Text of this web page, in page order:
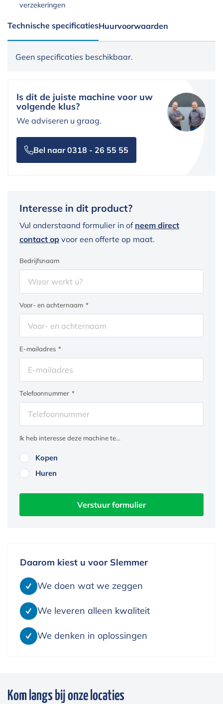
verzekeringen
Technische specificatiesHuurvoorwaarden
Geen specificaties beschikbaar.
Is dit de juiste machine voor uw
volgende klus?
We adviseren u graag.
Bel naar 0318 - 26 55 55
Interesse in dit product?
Vul onderstaand formulier in of neem direct
contact op voor een offerte op maat.
Bedrijfsnaam
Voor- en achternaam *
E-mailadres *
Telefoonnummer *
Ik heb interesse deze machine te...
Kopen
Huren
Verstuur formulier
Daarom kiest u voor Slemmer
We doen wat we zeggen
We leveren alleen kwaliteit
We denken in oplossingen
Kom langs bij onze locaties